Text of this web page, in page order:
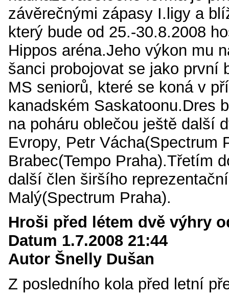
závěrečnými zápasy I.ligy a
který bude od 25.-30.8.2008
Hippos aréna.Jeho výkon mu
šanci probojovat se jako první
MS seniorů, které se koná v
kanadském Saskatoonu.Dres
na poháru oblečou ještě další
Evropy, Petr Vácha(Spectrum
Brabec(Tempo Praha).Třetím
další člen širšího
Malý(Spectrum Praha).
Hroši před létem dvě výhry
Datum 1.7.2008 21:44
Autor Šnelly Dušan
Z posledního kola před letní